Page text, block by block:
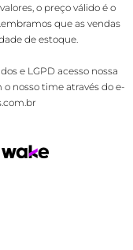
o preço válido é o
que as vendas
de estoque.
e LGPD acesso nossa
nosso time através do e-